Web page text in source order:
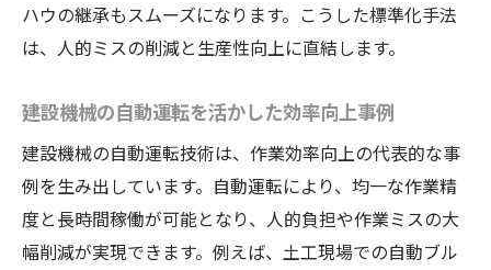
ハウの継承もスムーズになります。こうした標準化手法
は、人的ミスの削減と生産性向上に直結します。
建設機械の自動運転を活かした効率向上事例
建設機械の自動運転技術は、作業効率向上の代表的な事
例を生み出しています。自動運転により、均一な作業精
度と長時間稼働が可能となり、人的負担や作業ミスの大
幅削減が実現できます。例えば、土工現場での自動ブル